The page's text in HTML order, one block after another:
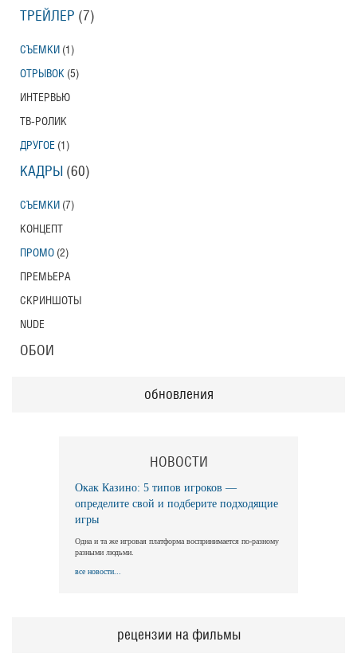
ТРЕЙЛЕР (7)
СЪЕМКИ (1)
ОТРЫВОК (5)
ИНТЕРВЬЮ
ТВ-РОЛИК
ДРУГОЕ (1)
КАДРЫ (60)
СЪЕМКИ (7)
КОНЦЕПТ
ПРОМО (2)
ПРЕМЬЕРА
СКРИНШОТЫ
NUDE
ОБОИ
обновления
НОВОСТИ
Окак Казино: 5 типов игроков —
определите свой и подберите подходящие
игры
Одна и та же игровая платформа воспринимается по-разному
разными людьми.
все новости...
рецензии на фильмы